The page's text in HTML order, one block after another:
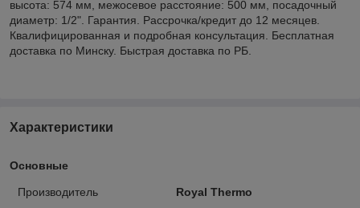
высота: 574 мм, межосевое расстояние: 500 мм, посадочный
диаметр: 1/2". Гарантия. Рассрочка/кредит до 12 месяцев.
Квалифицированная и подробная консультация. Бесплатная
доставка по Минску. Быстрая доставка по РБ.
Характеристики
Основные
Производитель
Royal Thermo